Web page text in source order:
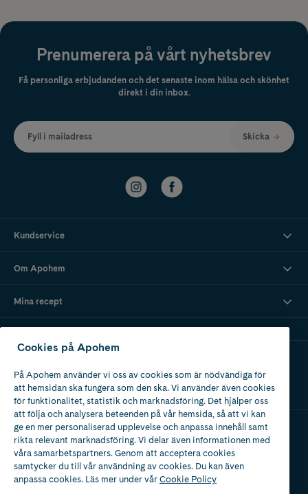
Prenumerera på vårt nyhetsbrev
Få personliga erbjudanden och det senaste inom hälsa och skönhet
direkt i din inbox.
Fyll i mailadress Skicka
Kundservice
Om Apohem
Mina recept
Apotek med tillstånd
av Läkemedelsverket
Cookies på Apohem
På Apohem använder vi oss av cookies som är nödvändiga för
att hemsidan ska fungera som den ska. Vi använder även cookies
för funktionalitet, statistik och marknadsföring. Det hjälper oss
att följa och analysera beteenden på vår hemsida, så att vi kan
ge en mer personaliserad upplevelse och anpassa innehåll samt
rikta relevant marknadsföring. Vi delar även informationen med
våra samarbetspartners. Genom att acceptera cookies
samtycker du till vår användning av cookies. Du kan även
anpassa cookies. Läs mer under vårCookie Policy